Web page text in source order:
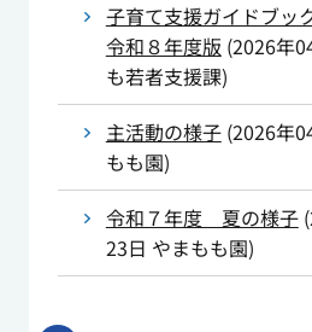
子育て支援ガイドブッ
令和８年度版 (2026年
も若者支援課)
主活動の様子(2026年
もも園)
令和７年度 夏の様子(
23日 やまもも園)